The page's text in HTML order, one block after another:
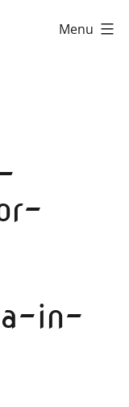
Menu
in-